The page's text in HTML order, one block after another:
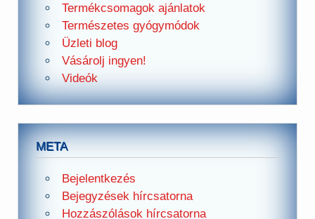
Termékcsomagok ajánlatok
Természetes gyógymódok
Üzleti blog
Vásárolj ingyen!
Videók
META
Bejelentkezés
Bejegyzések hírcsatorna
Hozzászólások hírcsatorna